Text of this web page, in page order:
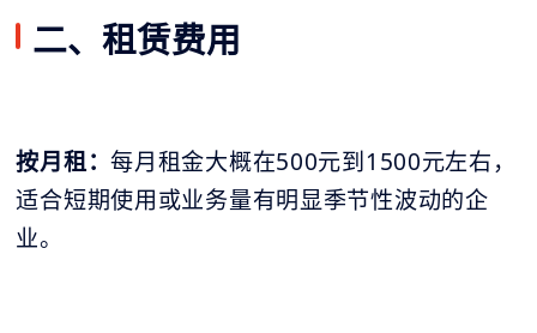
二、租赁费用
按月租：每月租金大概在500元到1500元左右，
适合短期使用或业务量有明显季节性波动的企
业。